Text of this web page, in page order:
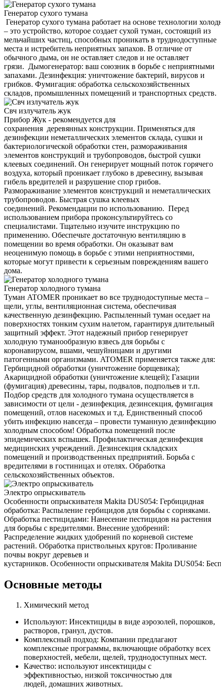
Генератор сухого тумана
Генератор сухого тумана работает на основе технологии
– это устройство, которое создает сухой туман, состоящий из
мельчайших частиц, способных проникать в труднодоступные
места и истребитель неприятных запахов. В отличие от
обычного дыма, он не оставляет следов и не оставляет
грязи. Дымогенератор: ваш союзник в борьбе с неприятными
запахами. Дезинфекция: уничтожение бактерий, вирусов и
грибков. Фумигация: обработка сельскохозяйственных
складов, промышленных помещений и транспортных средств.
Свч излучатель жук
Прибор Жук - рекомендуется для
сохранения деревянных конструкции. Применяться для
дезинфекции неметаллических элементов склада, сушки и
бактериологической обработки стен, размораживания
элементов конструкций и трубопроводов, быстрой сушки
клеевых соединений. Он генерирует мощный поток горячего
воздуха, который проникает глубоко в древесину, вызывая
гибель вредителей и разрушение спор грибов.
Размораживание элементов конструкций и неметаллических
трубопроводов. Быстрая сушка клеевых
соединений. Рекомендации по использованию. Перед
использованием прибора проконсультируйтесь со
специалистами. Тщательно изучите инструкцию по
применению. Обеспечьте достаточную вентиляцию в
помещении во время обработки. Он оказыват вам
неоценимую помощь в борьбе с этими неприятностями,
которые могут привести к серьезным повреждениям вашего
дома.
Генератор холодного тумана
Туман ATOMER проникает во все труднодоступные места –
щели, углы, вентиляционная система, обеспечивая
качественную дезинфекцию. Распыленный туман оседает на
поверхностях тонким сухим налетом, гарантируя длительный
защитный эффект. Этот надежный прибор генерирует
холодную туманообразную взвесь для борьбы с
коронавирусом, вшами, чешуйницами и другими
патогенными организмами. ATOMER применяется также для:
Гербицидной обработки (уничтожение борщевика);
Акарицидной обработки (уничтожение клещей); Газации
(фумигация) древесины, тары, подвалов, подпольев и т.п.
Подбор средств для холодного тумана осуществляется в
зависимости от цели - дезинфекция, дезинсекция, фумигация
помещений, отлов насекомых и т.д. Единственный способ
убить инфекцию навсегда – провести туманную дезинфекцию
холодным способом! Обработка помещений после
эпидемических вспышек. Профилактическая дезинфекция
медицинских учреждений. Дезинсекция складских
помещений и производственных предприятий. Борьба с
вредителями в гостиницах и отелях. Обработка
сельскохозяйственных объектов.
Электро опрыскиватель
Особенности опрыскивателя Makita DUS054: Гербицидная
обработка: Распыление гербицидов для борьбы с сорняками.
Обработка пестицидами: Нанесение пестицидов на растения
для борьбы с вредителями. Внесение удобрений:
Распределение жидких удобрений по корневой системе
растений. Обработка приствольных кругов: Проливание
почвы вокруг деревьев и
кустарников. Особенности опрыскивателя Makita DUS054:
Основные методы
Химический метод
Используют: Инсектициды в виде аэрозолей, порошков,
растворов, гранул, дустов.
Комплексный подход: Компании предлагают
комплексные программы, включающие обработку всех
поверхностей, мебели, щелей, труднодоступных мест.
Качество: используют инсектициды с
эффективностью, низкой токсичностью для
людей, домашних животных.